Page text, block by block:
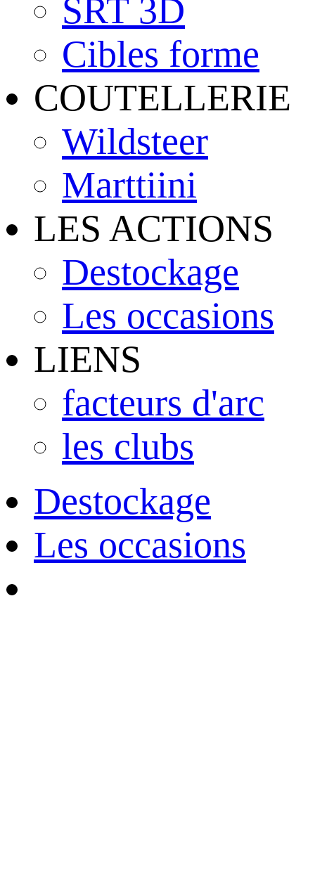
SRT 3D
Cibles forme
COUTELLERIE
Wildsteer
Marttiini
LES ACTIONS
Destockage
Les occasions
LIENS
facteurs d'arc
les clubs
Destockage
Les occasions